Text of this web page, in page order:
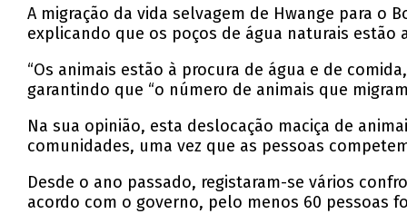
A migração da vida selvagem de Hwange para o
explicando que os poços de água naturais
“Os animais estão à procura de água e de
garantindo que “o número de animais que
Na sua opinião, esta deslocação maciça de
comunidades, uma vez que as pessoas
Desde o ano passado, registaram-se vários
acordo com o governo, pelo menos 60 pessoas